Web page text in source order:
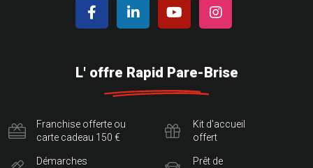
L' offre Rapid Pare-Brise
Franchise offerte ou
carte cadeau 150 €
Démarches
Kit d'accueil
offert
Prêt de